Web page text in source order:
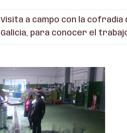
Visita a campo con la cofradía
Galicia, para conocer el